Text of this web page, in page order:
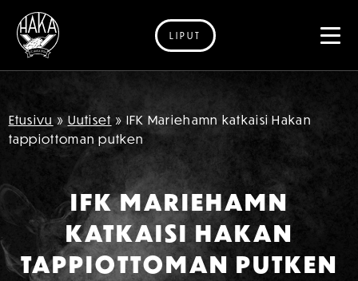
Siirry sisältöön
LIPUT
Etusivu » Uutiset » IFK Mariehamn katkaisi Hakan
tappiottoman putken
IFK MARIEHAMN
KATKAISI HAKAN
TAPPIOTTOMAN PUTKEN